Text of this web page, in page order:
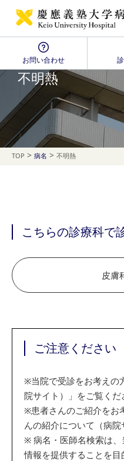
お問い合わせ
Disease Name Search
不明熱
TOP > 病名 > 不明熱
こちらの診療科で
皮膚
ご注意ください
※当院で受診をお考えの
院サイト）」をご覧くだ
※患者さんのご紹介をお
んの紹介について（病院
※ 病名・医師名検索は
情報を提供することを目